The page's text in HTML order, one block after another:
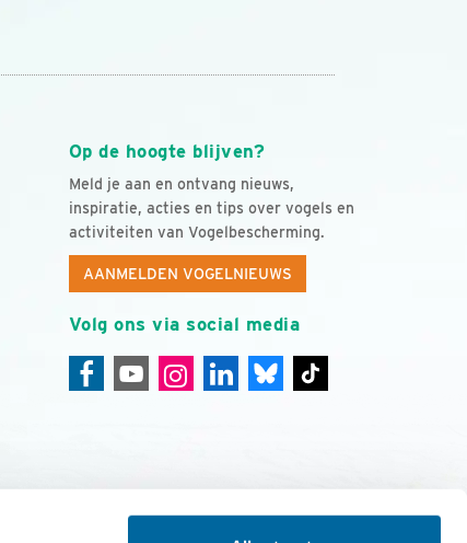
Op de hoogte blijven?
Meld je aan en ontvang nieuws,
inspiratie, acties en tips over vogels en
activiteiten van Vogelbescherming.
AANMELDEN VOGELNIEUWS
Volg ons via social media